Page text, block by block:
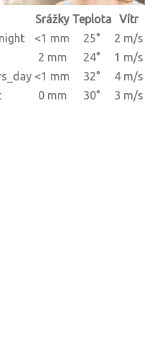
Srážky Teplota
Vítr
<1 mm 25°
2 m/s
2 mm 24°
1 m/s
<1 mm 32°
4 m/s
0 mm 30° 3 m/s